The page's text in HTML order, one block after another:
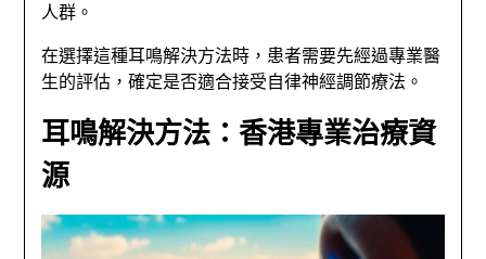
人群。
在選擇這種耳鳴解決方法時，患者需要先經過專業醫
生的評估，確定是否適合接受自律神經調節療法。
耳鳴解決方法：香港專業治療資
源